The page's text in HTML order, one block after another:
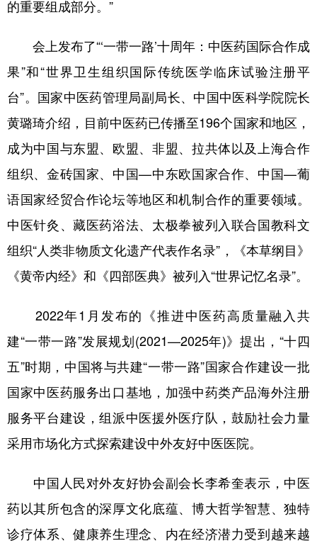
的重要组成部分。”
会上发布了“‘一带一路’十周年：中医药国际合作成
果”和“世界卫生组织国际传统医学临床试验注册平
台”。国家中医药管理局副局长、中国中医科学院院长
黄璐琦介绍，目前中医药已传播至196个国家和地区，
成为中国与东盟、欧盟、非盟、拉共体以及上海合作
组织、金砖国家、中国—中东欧国家合作、中国—葡
语国家经贸合作论坛等地区和机制合作的重要领域。
中医针灸、藏医药浴法、太极拳被列入联合国教科文
组织“人类非物质文化遗产代表作名录”，《本草纲目》
《黄帝内经》和《四部医典》被列入“世界记忆名录”。
2022年1月发布的《推进中医药高质量融入共
建“一带一路”发展规划(2021—2025年)》提出，“十四
五”时期，中国将与共建“一带一路”国家合作建设一批
国家中医药服务出口基地，加强中药类产品海外注册
服务平台建设，组派中医援外医疗队，鼓励社会力量
采用市场化方式探索建设中外友好中医医院。
中国人民对外友好协会副会长李希奎表示，中医
药以其所包含的深厚文化底蕴、博大哲学智慧、独特
诊疗体系、健康养生理念、内在经济潜力受到越来越